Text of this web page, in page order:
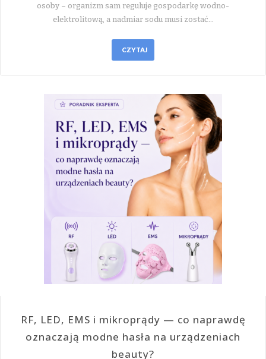
osoby – organizm sam reguluje gospodarkę wodno-
elektrolitową, a nadmiar sodu musi zostać…
CZYTAJ
RF, LED, EMS i mikroprądy — co naprawdę
oznaczają modne hasła na urządzeniach
beauty?